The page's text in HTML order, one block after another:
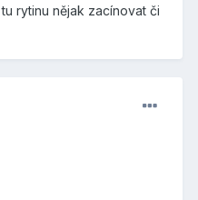
rytinu nějak zacínovat či